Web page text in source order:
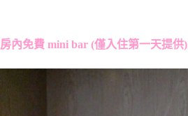
房內免費 mini bar (僅入住第一天提供)